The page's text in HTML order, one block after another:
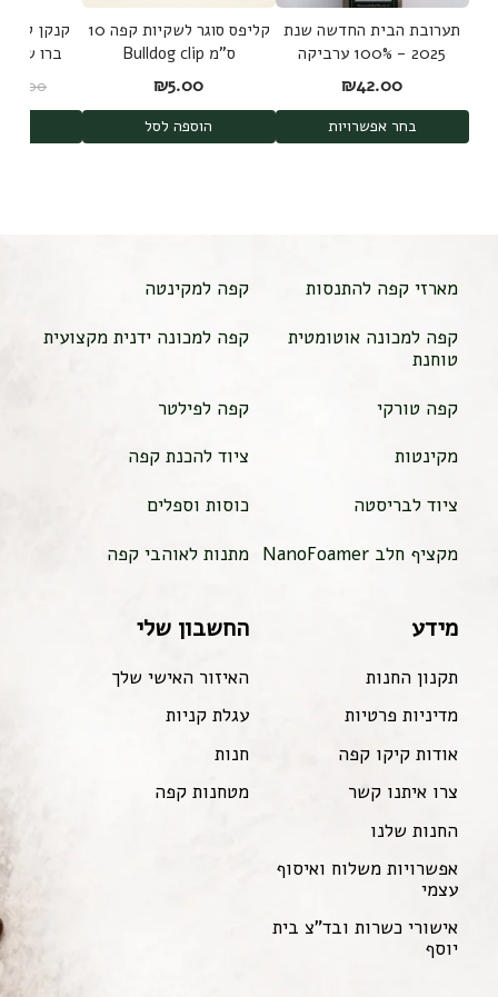
תערובת הבית החדשה שנת
2025 - 100% ערביקה
משלושה מקורות
₪42.00
בחר אפשרויות
קליפס סוגר לשקיות קפה 10
ס"מ Bulldog clip
₪5.00
הוספה לסל
קנקן
189.00
מארזי קפה להתנסות
קפה למקינטה
קפה למכונה אוטומטית
טוחנת
קפה למכונה ידנית מקצועית
קפה טורקי
קפה לפילטר
מקינטות
ציוד להכנת קפה
ציוד לבריסטה
כוסות וספלים
מקציף חלב NanoFoamer
מתנות לאוהבי קפה
מידע
תקנון החנות
מדיניות פרטיות
אודות קיקו קפה
צרו איתנו קשר
החנות שלנו
אפשרויות משלוח ואיסוף
עצמי
אישורי כשרות ובד"צ בית
יוסף
החשבון שלי
האיזור האישי שלך
עגלת קניות
חנות
מטחנות קפה